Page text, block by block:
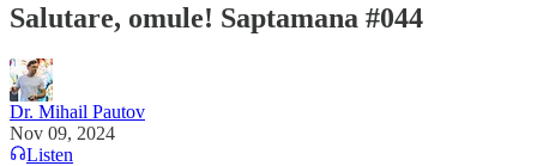
Salutare, omule! Saptamana #044
Dr. Mihail Pautov
Nov 09, 2024
Listen